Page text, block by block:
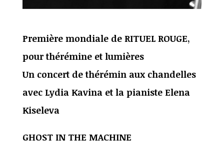
Première mondiale de RITUEL ROUGE,
pour thérémine et lumières
Un concert de thérémin aux chandelles
avec Lydia Kavina et la pianiste Elena
Kiseleva
GHOST IN THE MACHINE